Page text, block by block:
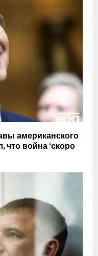
американского
война ‘скоро